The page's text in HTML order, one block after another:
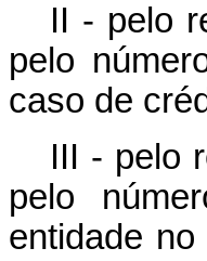
II - pelo
pelo
caso de
III - pelo
pelo
entidade